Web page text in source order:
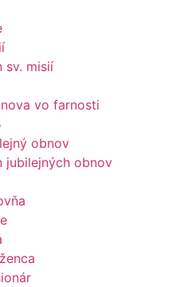
sv. misií
vo farnosti
obnov
jubilejných obnov